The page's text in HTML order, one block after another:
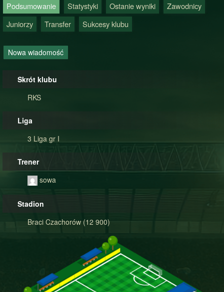
Podsumowanie Statystyki Ostanie wyniki
Zawodnicy
Juniorzy
Transfer Sukcesy klubu
Nowa wiadomość
Skrót klubu
RKS
Liga
3 Liga gr I
Trener
sowa
Stadion
Braci Czachorów (12 900)